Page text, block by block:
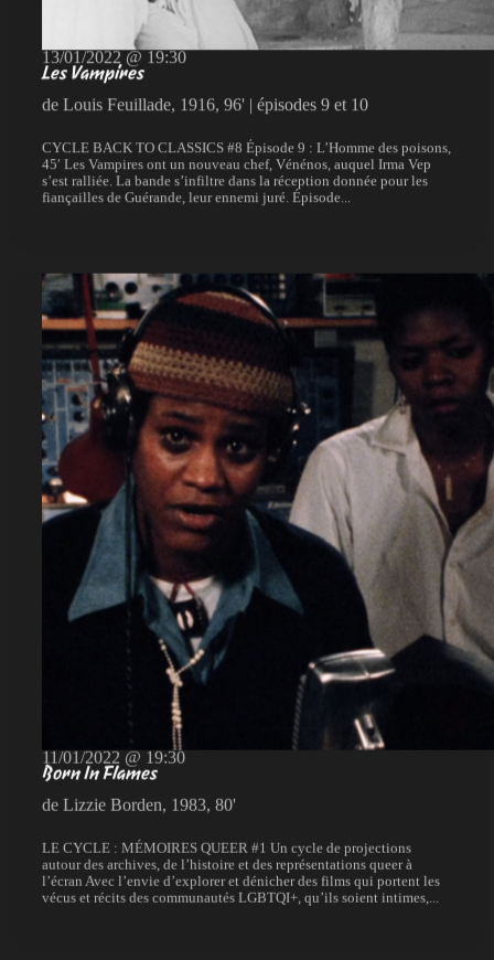
13/01/2022 @ 19:30
Les Vampires
de Louis Feuillade, 1916, 96' | épisodes 9 et 10
CYCLE BACK TO CLASSICS #8 Épisode 9 : L’Homme des poisons,
45′ Les Vampires ont un nouveau chef, Vénénos, auquel Irma Vep
s’est ralliée. La bande s’infiltre dans la réception donnée pour les
fiançailles de Guérande, leur ennemi juré. Épisode...
11/01/2022 @ 19:30
Born In Flames
de Lizzie Borden, 1983, 80'
LE CYCLE : MÉMOIRES QUEER #1 Un cycle de projections
autour des archives, de l’histoire et des représentations queer à
l’écran Avec l’envie d’explorer et dénicher des films qui portent les
vécus et récits des communautés LGBTQI+, qu’ils soient intimes,...